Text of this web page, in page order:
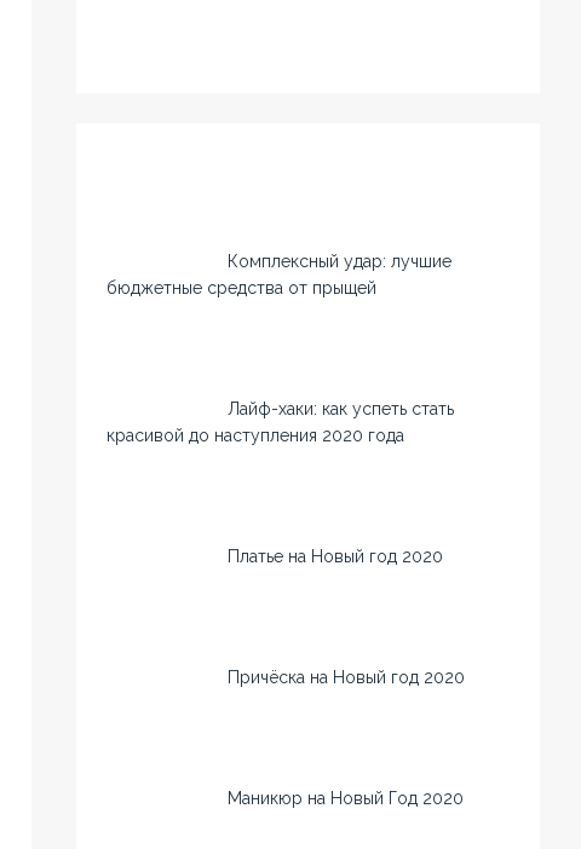
Комплексный удар: лучшие
бюджетные средства от прыщей
Лайф-хаки: как успеть стать
красивой до наступления 2020 года
Платье на Новый год 2020
Причёска на Новый год 2020
Маникюр на Новый Год 2020